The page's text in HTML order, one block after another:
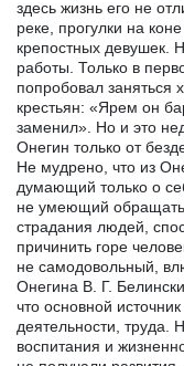
здесь жизнь его не
реке, прогулки на
крепостных девушек.
работы. Только в
попробовал заняться
крестьян: «Ярем он
заменил». Но и это
Онегин только от
Не мудрено, что из
думающий только о
не умеющий обращать
страдания людей,
причинить горе
не самодовольный,
Онегина В. Г.
что основной
деятельности, труда.
воспитания и